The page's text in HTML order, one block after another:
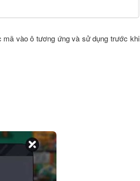
vào ô tương ứng và sử dụng trước khi